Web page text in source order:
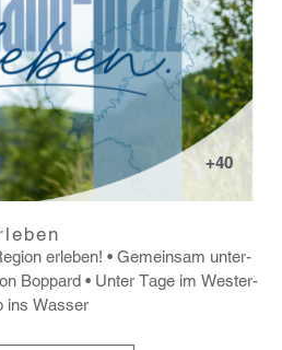
+40
erleben! Gemeinsam unter­
Boppard Unter Tage im Wester­
ins Wasser